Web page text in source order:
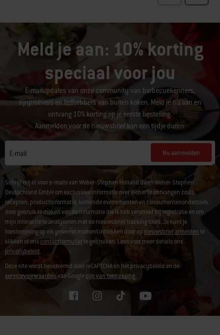
Meld je aan: 10% korting
speciaal voor jou
E-mailupdates van onze community van barbecuekenners,
fijnproevers en liefhebbers van buiten koken. Meld je nu aan en
ontvang 10% korting op je eerste bestelling.
Aanmelden voor de nieuwsbrief kan een tijdje duren.
E-mail Nu aanmelden
Schrijf mij in voor e-mails van Weber-Stephen Holland BV en Weber-Stephen
Deutschland GmbH om exclusieve informatie over Weber te ontvangen zoals
recepten, productinformatie, komende evenementen en consumentenonderzoek
door gebruik te maken van de informatie die ik heb verstrekt bij registratie en om
mijn interactie te analyseren met de nieuwsbrief tracking tools. Je kunt je
toestemming op elk gewenst moment intrekken door op nieuwsbrief afmeldente
klikken of ons contactformulierte gebruiken. Lees voor meer details ons
privacybeleid.
Deze site wordt beschermd door reCAPTCHA en het privacybeleid en de
servicevoorwaardenvan Googlezijn van toepassing.